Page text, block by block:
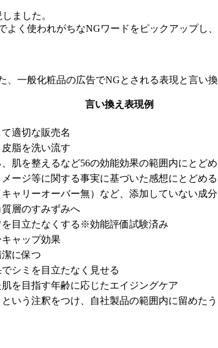
ました。
く使われがちなNGワードをピックアップし
、一般化粧品の広告でNGとされる表現と言い
言い換え表現例
適切な販売名
脂を洗い流す
肌を整えるなど56の効能効果の範囲内にとど
ージ等に関する事実に基づいた感想にとどめる
ャリーオーバー無）など、添加していない成
層のすみずみへ
目立たなくする※効能評価試験済み
ャップ効果
に保つ
シミを目立たなく見せる
を目指す年齢に応じたエイジングケア
いう注釈をつけ、自社製品の範囲内に留めた